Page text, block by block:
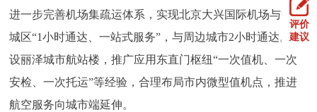
进一步完善机场集疏运体系，实现北京大兴国际机场与中心
城区“1小时通达、一站式服务”，与周边城市2小时通达。建
设丽泽城市航站楼，推广应用东直门枢纽“一次值机、一次
安检、一次托运”等经验，合理布局市内微型值机点，推进
航空服务向城市端延伸。
评价
建议